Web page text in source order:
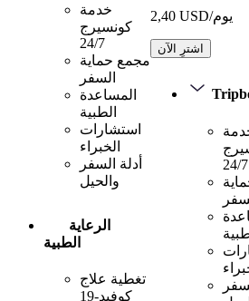
خدمة
كونسيرج
24/7
مجمع حماية
السفر
المساعدة
الطبية
استشارات
الخبراء
أدلة السفر
والحيل
الرعاية
الطبية
تغطية علاج
كوفيد-19
2,40 USD/يوم
اشترِ الآن
24/7